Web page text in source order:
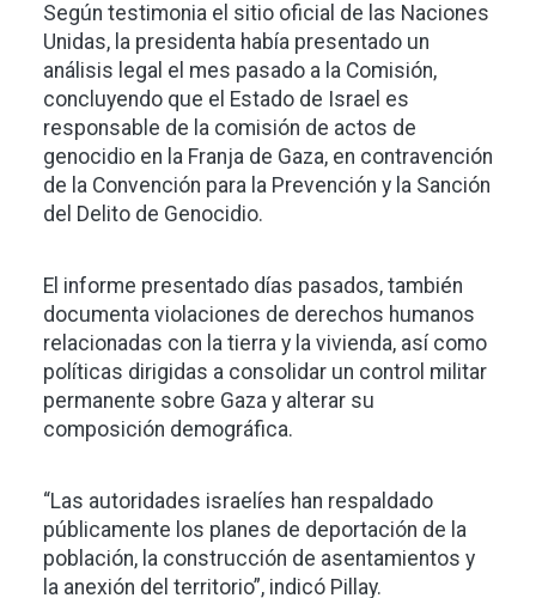
Según testimonia el sitio oficial de las Naciones
Unidas, la presidenta había presentado un
análisis legal el mes pasado a la Comisión,
concluyendo que el Estado de Israel es
responsable de la comisión de actos de
genocidio en la Franja de Gaza, en contravención
de la Convención para la Prevención y la Sanción
del Delito de Genocidio.
El informe presentado días pasados, también
documenta violaciones de derechos humanos
relacionadas con la tierra y la vivienda, así como
políticas dirigidas a consolidar un control militar
permanente sobre Gaza y alterar su
composición demográfica.
“Las autoridades israelíes han respaldado
públicamente los planes de deportación de la
población, la construcción de asentamientos y
la anexión del territorio”, indicó Pillay.